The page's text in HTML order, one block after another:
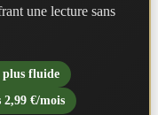
une lecture sans
plus fluide
2,99 €/mois